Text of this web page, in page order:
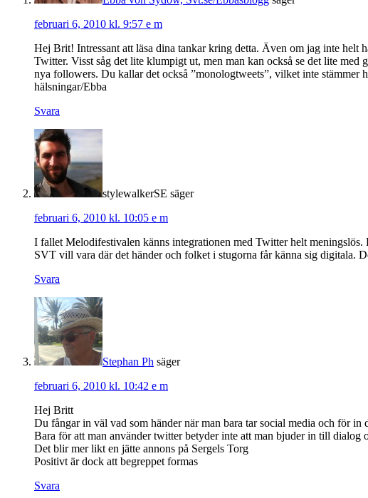
februari 6, 2010 kl. 9:57 e m
Hej Brit! Intressant att läsa dina tankar kring detta. Även om jag inte helt
Twitter. Visst såg det lite klumpigt ut, men man kan också se det lite
nya followers. Du kallar det också ”monologtweets”, vilket inte
hälsningar/Ebba
Svara
stylewalkerSE säger
februari 6, 2010 kl. 10:05 e m
I fallet Melodifestivalen känns integrationen med Twitter helt
SVT vill vara där det händer och folket i stugorna får känna sig digitala.
Svara
Stephan Ph säger
februari 6, 2010 kl. 10:42 e m
Hej Britt
Du fångar in väl vad som händer när man bara tar social media och för in
Bara för att man använder twitter betyder inte att man bjuder in till dialog
Det blir mer likt en jätte annons på Sergels Torg
Positivt är dock att begreppet formas
Svara